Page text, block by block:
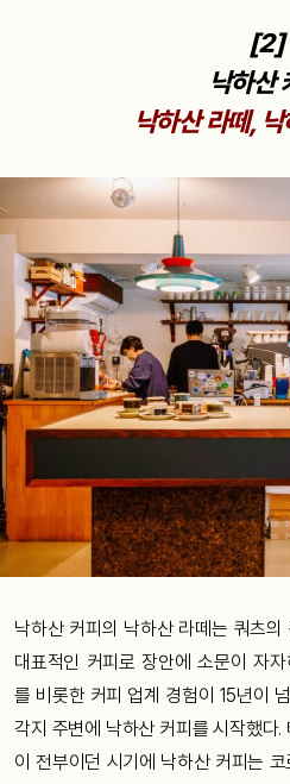
[2]
낙하산
낙하산 라떼,
낙하산 커피의 낙하산 라떼는 쿼츠
대표적인 커피로 장안에 소문이 자
를 비롯한 커피 업계 경험이 15년이
각지 주변에 낙하산 커피를 시작했다
이 전부이던 시기에 낙하산 커피는